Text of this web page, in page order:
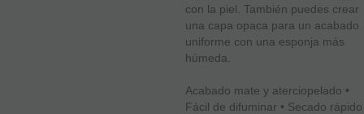
con la piel. También puedes crear
una capa opaca para un acabado
uniforme con una esponja más
húmeda.
Acabado mate y aterciopelado •
Fácil de difuminar • Secado rápido